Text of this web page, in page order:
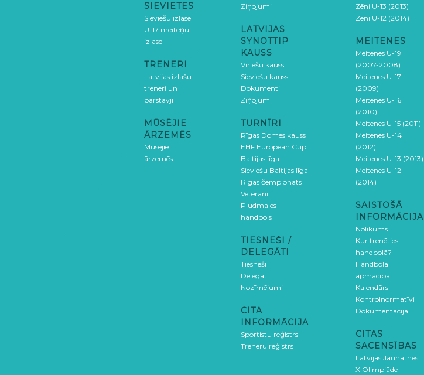
SIEVIETES
Sieviešu izlase
U-17 meiteņu
izlase
TRENERI
Latvijas izlašu
treneri un
pārstāvji
MŪSĒJIE
ĀRZEMĒS
Mūsējie
ārzemēs
Ziņojumi
LATVIJAS
SYNOTTIP
KAUSS
Vīriešu kauss
Sieviešu kauss
Dokumenti
Ziņojumi
TURNĪRI
Rīgas Domes kauss
EHF European Cup
Baltijas līga
Sieviešu Baltijas līga
Rīgas čempionāts
Veterāni
Pludmales
handbols
TIESNEŠI /
DELEGĀTI
Tiesneši
Delegāti
Nozīmējumi
CITA
INFORMĀCIJA
Sportistu reģistrs
Treneru reģistrs
Zēni U-13 (2013)
Zēni U-12 (2014)
MEITENES
Meitenes U-19
(2007-2008)
Meitenes U-17
(2009)
Meitenes U-16
(2010)
Meitenes U-15 (2011)
Meitenes U-14
(2012)
Meitenes U-13 (2013)
Meitenes U-12
(2014)
SAISTOŠĀ
INFORMĀCIJA
Nolikums
Kur trenēties
handbolā?
Handbola
apmācība
Kalendārs
Kontrolnormatīvi
Dokumentācija
CITAS
SACENSĪBAS
Latvijas Jaunatnes
X Olimpiāde